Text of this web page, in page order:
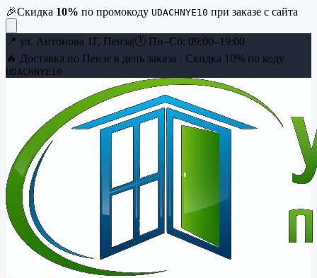
🎉Скидка 10% по промокоду UDACHNYE10 при заказе с сайта
📍 ул. Антонова 1Г, Пенза|🕐 Пн–Сб: 09:00–19:00
🔥 Доставка по Пензе в день заказа · Скидка 10% по коду
UDACHNYE10